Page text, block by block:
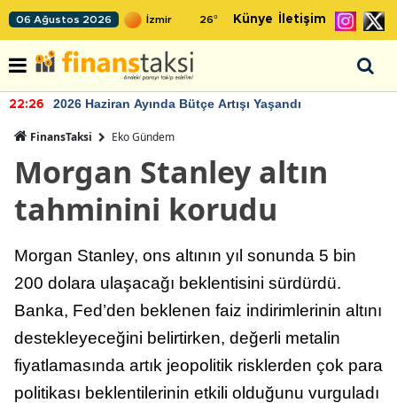
06 Ağustos 2026 26° Künye İletişim
22:26 2026 Haziran Ayında Bütçe Artışı Yaşandı
FinansTaksi Eko Gündem
Morgan Stanley altın
tahminini korudu
Morgan Stanley, ons altının yıl sonunda 5 bin
200 dolara ulaşacağı beklentisini sürdürdü.
Banka, Fed’den beklenen faiz indirimlerinin altını
destekleyeceğini belirtirken, değerli metalin
fiyatlamasında artık jeopolitik risklerden çok para
politikası beklentilerinin etkili olduğunu vurguladı